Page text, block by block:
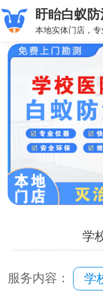
盱眙白蚁
本地实体门店，
学
服务内容： 学